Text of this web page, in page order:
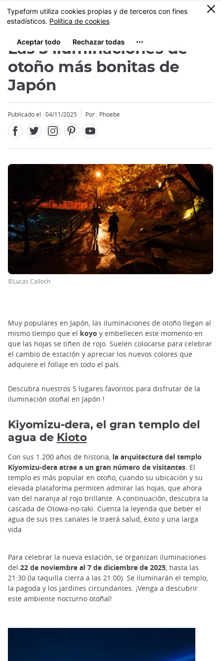
Tamaño
MENU
0
Las 5 iluminaciones de
otoño más bonitas de
Japón
Publicado el : 04/11/2025 Por : Phoebe
©Lucas Calloch
Muy populares en Japón, las iluminaciones de otoño llegan al
mismo tiempo que el koyo y embellecen este momento en
que las hojas se tiñen de rojo. Suelen colocarse para celebrar
el cambio de estación y apreciar los nuevos colores que
adquiere el follaje en todo el país.
Descubra nuestros 5 lugares favoritos para disfrutar de la
iluminación otoñal en Japón !
Kiyomizu-dera, el gran templo del
agua de Kioto
Con sus 1.200 años de historia, la arquitectura del templo
Kiyomizu-dera atrae a un gran número de visitantes. El
templo es más popular en otoño, cuando su ubicación y su
elevada plataforma permiten admirar las hojas, que ahora
van del naranja al rojo brillante. A continuación, descubra la
cascada de Otowa-no-taki. Cuenta la leyenda que beber el
agua de sus tres canales le traerá salud, éxito y una larga
vida
Para celebrar la nueva estación, se organizan iluminaciones
del 22 de noviembre al 7 de diciembre de 2025, hasta las
21:30 (la taquilla cierra a las 21:00). Se iluminarán el templo,
la pagoda y los jardines circundantes. ¡Venga a descubrir
este ambiente nocturno otoñal!
Close